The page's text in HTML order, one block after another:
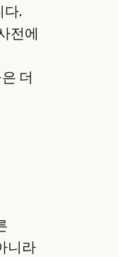
다.
전에
더
니라